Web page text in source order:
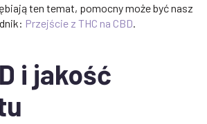
ten temat, pomocny może być nasz
Przejście z THC na CBD.
i jakość